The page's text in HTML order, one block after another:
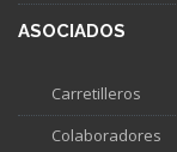
ASOCIADOS
Carretilleros
Colaboradores